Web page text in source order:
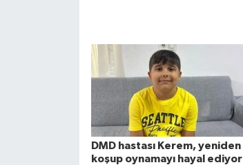
DMD hastası Kerem, yeniden
koşup oynamayı hayal ediyor